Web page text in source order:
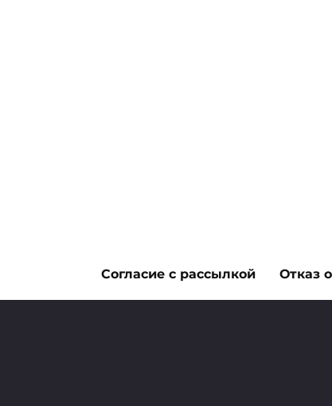
КАПУСТА
Согласие с рассылкой Отказ